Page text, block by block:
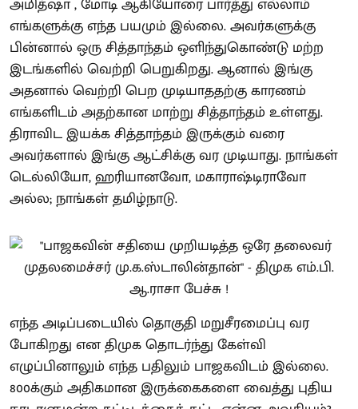
எங்களுக்கு எந்த பயமும் இல்லை. அவர்களுக்கு
பின்னால் ஒரு சித்தாந்தம் ஒளிந்துகொண்டு மற்ற
இடங்களில் வெற்றி பெறுகிறது. ஆனால் இங்கு
அதனால் வெற்றி பெற முடியாததற்கு காரணம்
எங்களிடம் அதற்கான மாற்று சித்தாந்தம் உள்ளது.
திராவிட இயக்க சித்தாந்தம் இருக்கும் வரை
அவர்களால் இங்கு ஆட்சிக்கு வர முடியாது. நாங்கள்
டெல்லியோ, ஹரியானவோ, மகாராஷ்டிராவோ
அல்ல; நாங்கள் தமிழ்நாடு.
எந்த அடிப்படையில் தொகுதி மறுசீரமைப்பு வர
போகிறது என திமுக தொடர்ந்து கேள்வி
எழுப்பினாலும் எந்த பதிலும் பாஜகவிடம் இல்லை.
800க்கும் அதிகமான இருக்கைகளை வைத்து புதிய